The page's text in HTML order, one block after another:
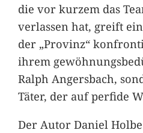
die vor kurzem das
verlassen hat, greift
der „Provinz“
ihrem
Ralph Angersbach,
Täter, der auf perfide
Der Autor Daniel